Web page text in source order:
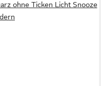
ohne Ticken Licht Snooze